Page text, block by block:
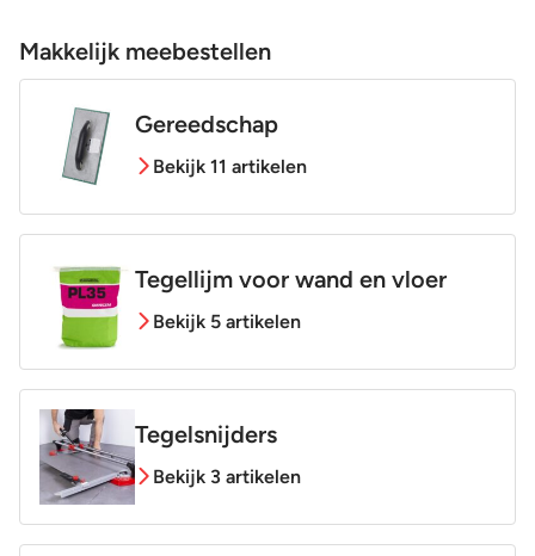
Makkelijk meebestellen
Gereedschap
Bekijk 11 artikelen
Tegellijm voor wand en vloer
Bekijk 5 artikelen
Tegelsnijders
Bekijk 3 artikelen